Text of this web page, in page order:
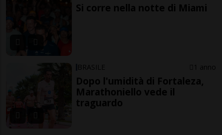
Si corre nella notte di Miami
BRASILE 1 anno
Dopo l'umidità di Fortaleza,
Marathoniello vede il
traguardo